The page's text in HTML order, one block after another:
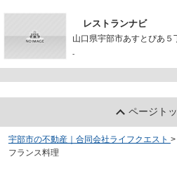
レストランナビ
山口県宇部市あすとぴあ５
-
ページト
宇部市の不動産｜合同会社ライフクエスト >
フランス料理